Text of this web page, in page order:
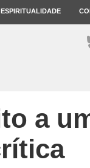
ESPIRITUALIDADE
a